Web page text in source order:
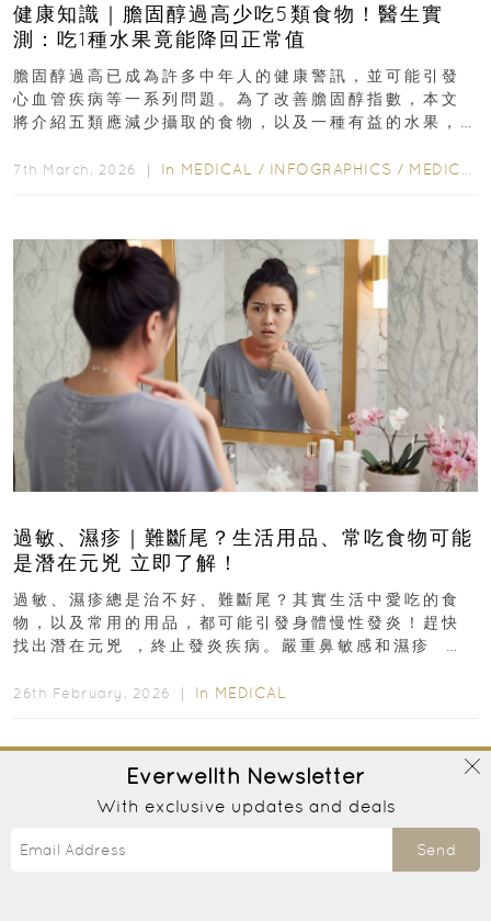
健康知識｜膽固醇過高少吃5類食物！醫生實
測：吃1種水果竟能降回正常值
膽固醇過高已成為許多中年人的健康警訊，並可能引發
心血管疾病等一系列問題。為了改善膽固醇指數，本文
將介紹五類應減少攝取的食物，以及一種有益的水果，
7th March, 2026 ｜ In MEDICAL / INFOGRAPHICS / MEDICAL
過敏、濕疹｜難斷尾？生活用品、常吃食物可能
是潛在元兇 立即了解！
過敏、濕疹總是治不好、難斷尾？其實生活中愛吃的食
物，以及常用的用品，都可能引發身體慢性發炎！趕快
找出潛在元兇 ，終止發炎疾病。嚴重鼻敏感和濕疹 生
26th February, 2026 ｜ In MEDICAL
Everwellth Newsletter
With exclusive updates and deals
Send